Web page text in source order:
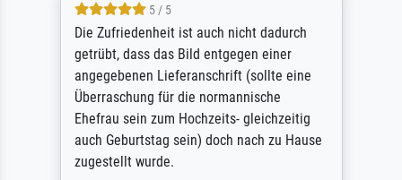
5 / 5
Die Zufriedenheit ist auch nicht dadurch
getrübt, dass das Bild entgegen einer
angegebenen Lieferanschrift (sollte eine
Überraschung für die normannische
Ehefrau sein zum Hochzeits- gleichzeitig
auch Geburtstag sein) doch nach zu Hause
zugestellt wurde.